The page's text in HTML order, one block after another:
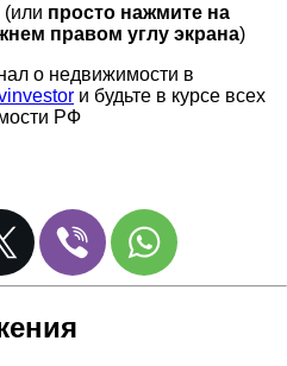
(или просто нажмите на
правом углу экрана)
о недвижимости в
и будьте в курсе всех
РФ